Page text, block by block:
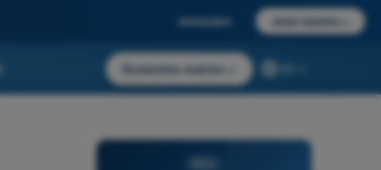
Anmelden Jetzt starten
Kostenlos starten